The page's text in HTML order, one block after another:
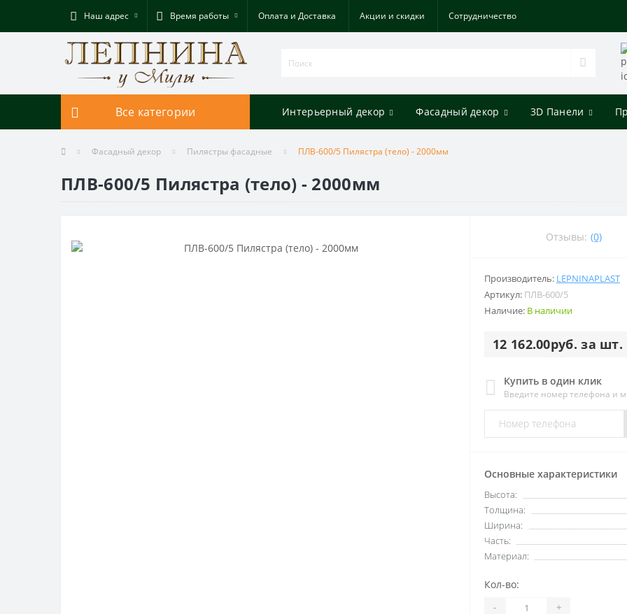
Наш адрес Время работы Оплата и Доставка Акции и скидки Cотрудничество
Все категории Интерьерный декор Фасадный декор 3D Панели
Фасадный декор Пилястры фасадные ПЛВ-600/5 Пилястра (тело) - 2000мм
ПЛВ-600/5 Пилястра (тело) - 2000мм
Отзывы: (0)
Производитель: LEPNINAPLAST
Артикул: ПЛВ-600/5
Наличие: В наличии
12 162.00руб. за шт.
Купить в один клик
Введите номер телефона и
Основные характеристики
Высота:
Толщина:
Ширина:
Часть:
Материал:
Кол-во:
- +